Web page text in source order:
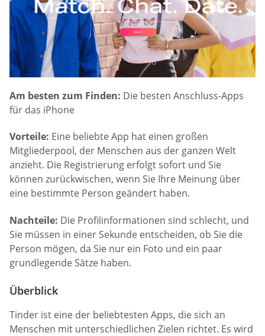
Am besten zum Finden: Die besten Anschluss-Apps
für das iPhone
Vorteile: Eine beliebte App hat einen großen
Mitgliederpool, der Menschen aus der ganzen Welt
anzieht. Die Registrierung erfolgt sofort und Sie
können zurückwischen, wenn Sie Ihre Meinung über
eine bestimmte Person geändert haben.
Nachteile: Die Profilinformationen sind schlecht, und
Sie müssen in einer Sekunde entscheiden, ob Sie die
Person mögen, da Sie nur ein Foto und ein paar
grundlegende Sätze haben.
Überblick
Tinder ist eine der beliebtesten Apps, die sich an
Menschen mit unterschiedlichen Zielen richtet. Es wird